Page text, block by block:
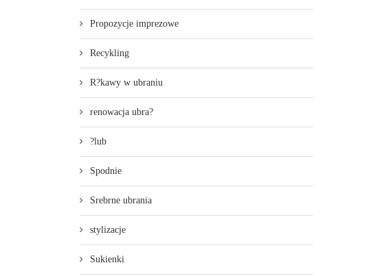
Propozycje imprezowe
Recykling
R?kawy w ubraniu
renowacja ubra?
?lub
Spodnie
Srebrne ubrania
stylizacje
Sukienki